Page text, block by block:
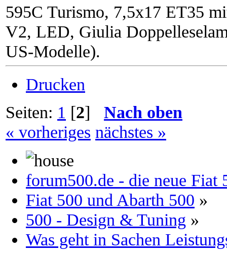
595C Turismo, 7,5x17 ET35
V2, LED, Giulia
US-Modelle).
Drucken
Seiten: 1 [2] Nach oben
« vorheriges nächstes »
forum500.de - die neue Fiat
Fiat 500 und Abarth 500 »
500 - Design & Tuning »
Was geht in Sachen